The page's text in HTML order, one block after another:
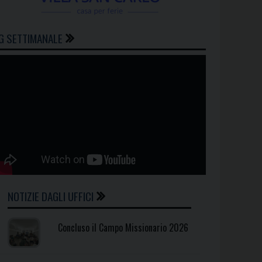
SETTIMANALE
NOTIZIE DAGLI UFFICI
Concluso il Campo Missionario 2026